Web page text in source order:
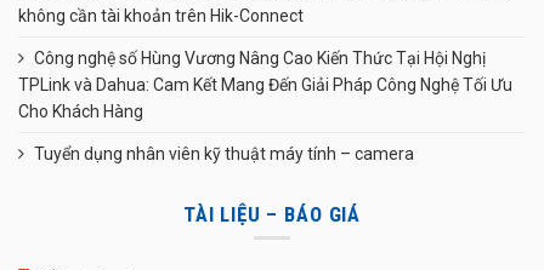
không cần tài khoản trên Hik-Connect
Công nghệ số Hùng Vương Nâng Cao Kiến Thức Tại Hội Nghị
TPLink và Dahua: Cam Kết Mang Đến Giải Pháp Công Nghệ Tối Ưu
Cho Khách Hàng
Tuyển dụng nhân viên kỹ thuật máy tính – camera
TÀI LIỆU – BÁO GIÁ